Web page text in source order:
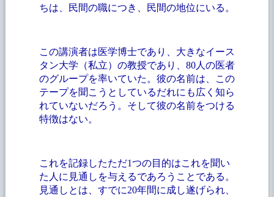
ちは、民間の職につき、民間の地位にいる。
この講演者は医学博士であり、大きなイース
タン大学（私立）の教授であり、 80人の医者
のグループを率いていた。彼の名前は、この
テープを聞こうとしているだれにも広く知ら
れていないだろう。そして彼の名前をつける
特徴はない。
これを記録したただ1つの目的はこれを聞い
た人に見通しを与えるであろうことである。
見通しとは、すでに20年間に成し遂げられ、